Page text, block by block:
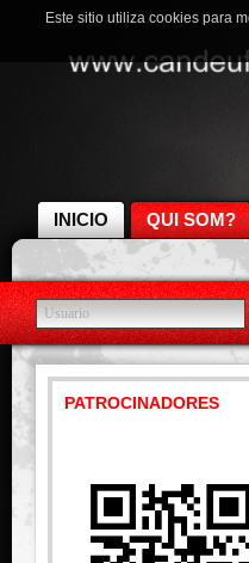
INICIO QUI SOM?
PATROCINADORES
Este sitio utiliza cookies para